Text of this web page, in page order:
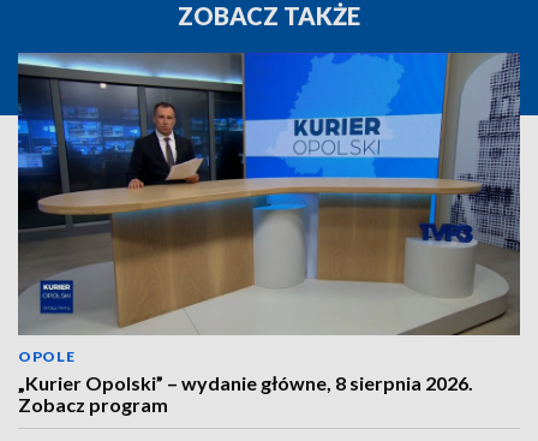
ZOBACZ TAKŻE
OPOLE
„Kurier Opolski” – wydanie główne, 8 sierpnia 2026.
Zobacz program